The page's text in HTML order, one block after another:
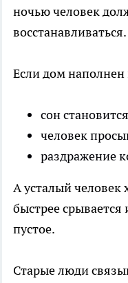
ночью человек
восстанавливаться.
Если дом
сон
человек
раздражение
А усталый
быстрее
пустое.
Старые люди